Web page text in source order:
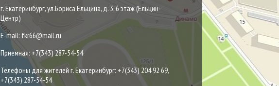
г. Екатеринбург, ул.Бориса Ельцина, д. 3, 6 этаж (Ельцин-
Центр)
E-mail: fkr66@mail.ru
Приемная: +7(343) 287-54-54
Телефоны для жителей г. Екатеринбург: +7(343) 204 92 69,
+7(343) 287-54-54